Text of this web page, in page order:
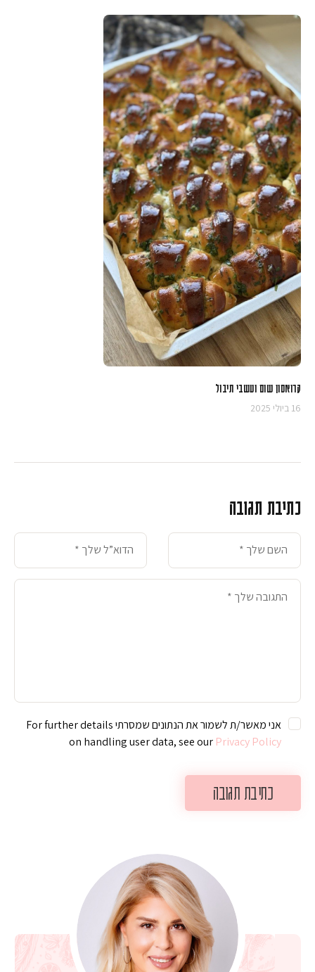
קרואסון שום ועשבי תיבול
16 ביולי 2025
כתיבת תגובה
אני מאשר/ת לשמור את הנתונים שמסרתי For further details
on handling user data, see our Privacy Policy